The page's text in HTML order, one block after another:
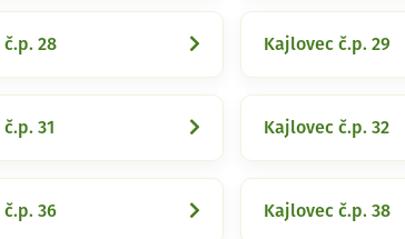
č.p. 28 Kajlovec č.p. 29
31 Kajlovec č.p. 32
č.p. 36 Kajlovec č.p. 38